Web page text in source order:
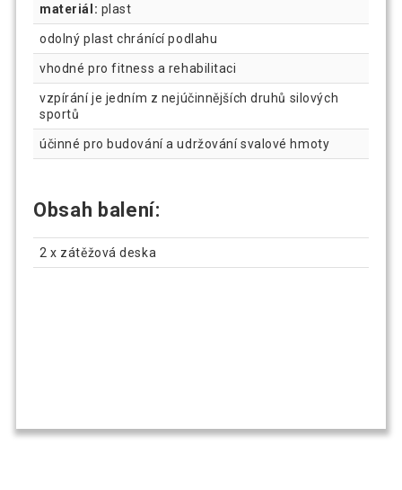
materiál: plast
odolný plast chránící podlahu
vhodné pro fitness a rehabilitaci
vzpírání je jedním z nejúčinnějších druhů silových
sportů
účinné pro budování a udržování svalové hmoty
Obsah balení:
2 x zátěžová deska